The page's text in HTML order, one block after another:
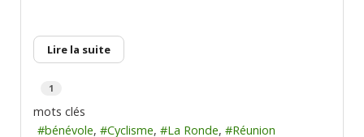
Lire la suite
1
mots clés
bénévole
Cyclisme La Ronde Réunion